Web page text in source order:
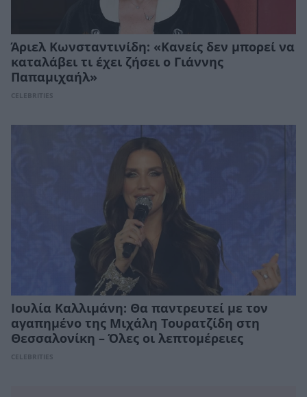
Άριελ Κωνσταντινίδη: «Κανείς δεν μπορεί να
καταλάβει τι έχει ζήσει ο Γιάννης
Παπαμιχαήλ»
CELEBRITIES
Ιουλία Καλλιμάνη: Θα παντρευτεί με τον
αγαπημένο της Μιχάλη Τουρατζίδη στη
Θεσσαλονίκη – Όλες οι λεπτομέρειες
CELEBRITIES